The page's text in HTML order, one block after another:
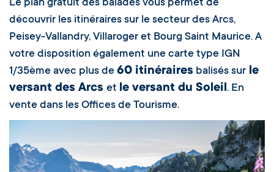
Le plan gratuit des balades vous permet de
découvrir les itinéraires sur le secteur des Arcs,
Peisey-Vallandry, Villaroger et Bourg Saint Maurice. A
votre disposition également une carte type IGN
1/35ème avec plus de 60 itinéraires balisés sur le
versant des Arcs et le versant du Soleil. En
vente dans les Offices de Tourisme.